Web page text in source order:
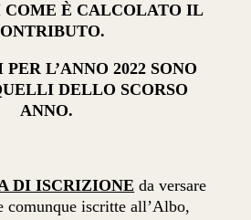
È CALCOLATO IL
L’ANNO 2022 SONO
DELLO SCORSO
ANNO.
DI ISCRIZIONE da versare
comunque iscritte all’Albo,